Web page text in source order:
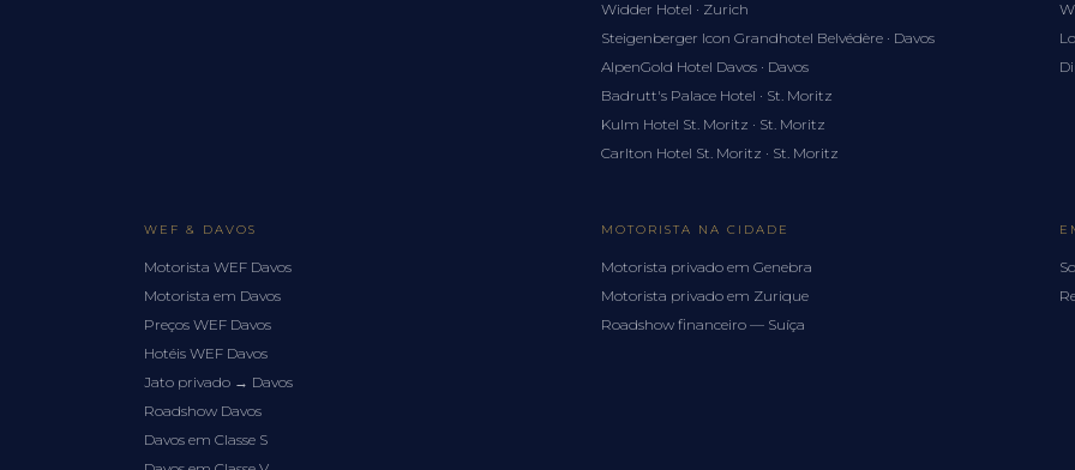
Widder Hotel · Zurich
Steigenberger Icon Grandhotel Belvédère · Davos
AlpenGold Hotel Davos · Davos
Badrutt's Palace Hotel · St. Moritz
Kulm Hotel St. Moritz · St. Moritz
Carlton Hotel St. Moritz · St. Moritz
WEF & DAVOS
Motorista WEF Davos
Motorista em Davos
Preços WEF Davos
Hotéis WEF Davos
Jato privado → Davos
Roadshow Davos
Davos em Classe S
MOTORISTA NA CIDADE
Motorista privado em Genebra
Motorista privado em Zurique
Roadshow financeiro — Suíça